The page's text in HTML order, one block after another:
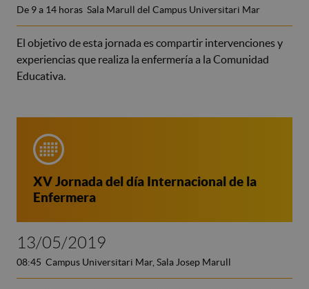
De 9 a 14 horas Sala Marull del Campus Universitari Mar
El objetivo de esta jornada es compartir intervenciones y
experiencias que realiza la enfermería a la Comunidad
Educativa.
XV Jornada del día Internacional de la
Enfermera
13/05/2019
08:45 Campus Universitari Mar, Sala Josep Marull